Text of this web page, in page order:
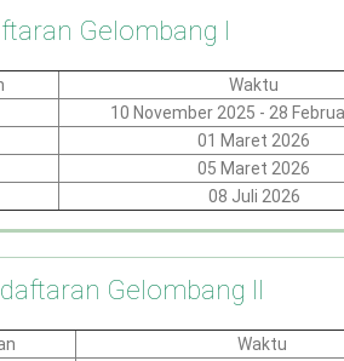
Gelombang I
Waktu
10 November 2025 - 28
01 Maret 2026
05 Maret 2026
08 Juli 2026
Gelombang II
Waktu